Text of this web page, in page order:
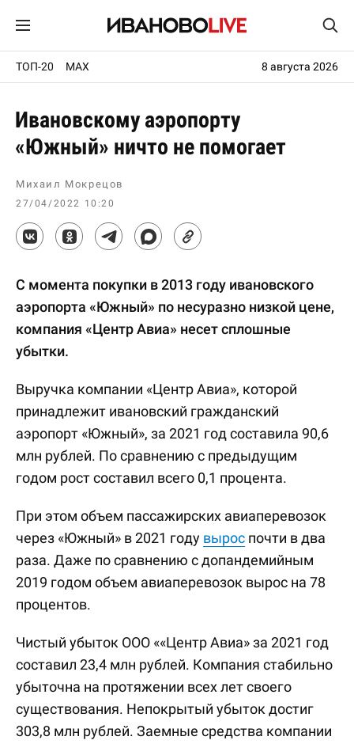
ТОП-20 MAX 8 августа 2026
Ивановскому аэропорту
«Южный» ничто не помогает
Михаил Мокрецов
27/04/2022 10:20
С момента покупки в 2013 году ивановского
аэропорта «Южный» по несуразно низкой цене,
компания «Центр Авиа» несет сплошные
убытки.
Выручка компании «Центр Авиа», которой
принадлежит ивановский гражданский
аэропорт «Южный», за 2021 год составила 90,6
млн рублей. По сравнению с предыдущим
годом рост составил всего 0,1 процента.
При этом объем пассажирских авиаперевозок
через «Южный» в 2021 году вырос почти в два
раза. Даже по сравнению с допандемийным
2019 годом объем авиаперевозок вырос на 78
процентов.
Чистый убыток ООО ««Центр Авиа» за 2021 год
составил 23,4 млн рублей. Компания стабильно
убыточна на протяжении всех лет своего
существования. Непокрытый убыток достиг
303,8 млн рублей. Заемные средства компании